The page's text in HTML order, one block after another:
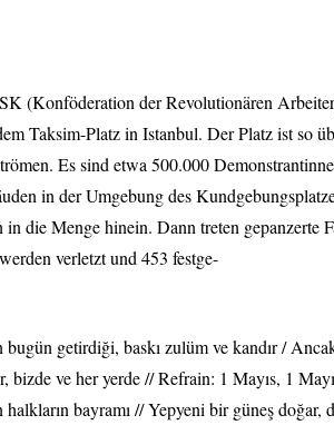
(Konföderation der Revolutionären
Taksim-Platz in Istanbul. Der Platz ist so
Es sind etwa 500.000
in der Umgebung des
in die Menge hinein. Dann treten gepanzerte
verletzt und 453 festge-
getirdiği, baskı zulüm ve kandır /
bizde ve her yerde // Refrain: 1 Mayıs, 1
halkların bayramı // Yepyeni bir güneş